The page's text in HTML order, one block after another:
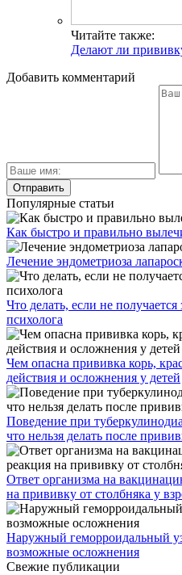
Читайте также:
Делают ли
Добавить комментарий
Популярные статьи
Как быстро и правильно
Лечение эндометриоза
Что делать, если не
психолога
Чем опасна прививка корь,
действия и осложнения у детей
Поведение при
что нельзя делать после
Ответ организма на
на прививку от столбняка у
Наружный геморроидальный
возможные осложнения
Свежие публикации